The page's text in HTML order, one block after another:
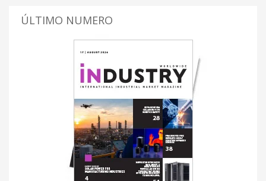
ÚLTIMO NUMERO